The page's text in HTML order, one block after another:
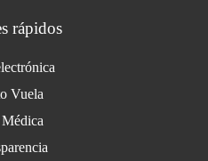
rápidos
Vuela